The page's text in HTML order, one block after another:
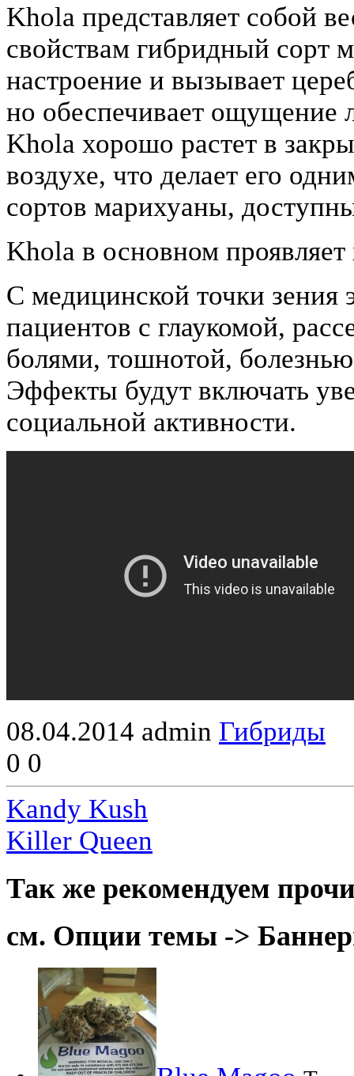
Khola представляет собой
свойствам гибридный сорт
настроение и вызывает
но обеспечивает ощущение
Khola хорошо растет в
воздухе, что делает его
сортов марихуаны,
Khola в основном
С медицинской точки зения
пациентов с глаукомой,
болями, тошнотой,
Эффекты будут включать
социальной активности.
08.04.2014 admin Гибриды
0 0
Kandy Kush
Killer Queen
Так же рекомендуем
см. Опции темы ->